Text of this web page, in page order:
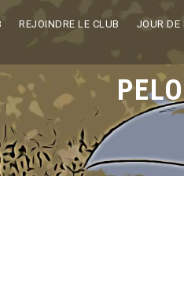
REJOINDRE LE CLUB JOUR DE